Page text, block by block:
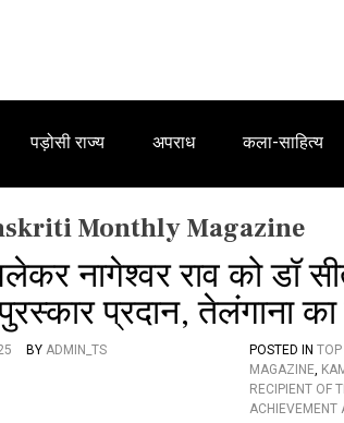
पड़ोसी राज्य अपराध कला-साहित्य
Monthly Magazine
नागेश्वर राव को डॉ
प्रदान, तेलंगाना
BY ADMIN_TS POSTED IN
MAGAZINE,
RECIPIENT OF
ACHIEVEMENT